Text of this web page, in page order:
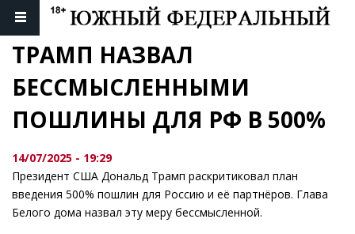
ТРАМП НАЗВАЛ
БЕССМЫСЛЕННЫМИ
ПОШЛИНЫ ДЛЯ РФ В 500%
14/07/2025 - 19:29
Президент США Дональд Трамп раскритиковал план
введения 500% пошлин для Россию и её партнёров. Глава
Белого дома назвал эту меру бессмысленной.